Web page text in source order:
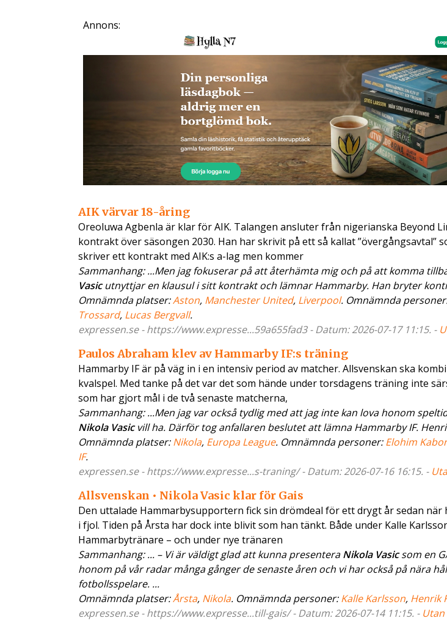
Annons:
AIK värvar 18-åring
Oreoluwa Agbenla är klar för AIK. Talangen ansluter från nigerianska Beyond
kontrakt över säsongen 2030. Han har skrivit på ett så kallat ”övergångsavtal”
skriver ett kontrakt med AIK:s a-lag men kommer
Sammanhang: ...Men jag fokuserar på att återhämta mig och på att komma
Vasicutnyttjar en klausul i sitt kontrakt och lämnar Hammarby. Han bryter
Omnämnda platser:Aston, Manchester United, Liverpool. Omnämnda
Trossard, Lucas Bergvall.
expressen.se - https://www.expresse...59a655fad3 - Datum: 2026-07-17 11:15. -
Paulos Abraham klev av Hammarby IF:s träning
Hammarby IF är på väg in i en intensiv period av matcher. Allsvenskan ska
kvalspel. Med tanke på det var det som hände under torsdagens träning inte
som har gjort mål i de två senaste matcherna,
Sammanhang: ...Men jag var också tydlig med att jag inte kan lova honom
Nikola Vasicvill ha. Därför tog anfallaren beslutet att lämna Hammarby IF.
Omnämnda platser:Nikola, Europa League. Omnämnda personer:Elohim
IF.
expressen.se - https://www.expresse...s-traning/ - Datum: 2026-07-16 16:15. -
Allsvenskan • Nikola Vasic klar för Gais
Den uttalade Hammarbysupportern fick sin drömdeal för ett drygt år sedan när
i fjol. Tiden på Årsta har dock inte blivit som han tänkt. Både under Kalle
Hammarbytränare – och under nye tränaren
Sammanhang: ... – Vi är väldigt glad att kunna presenteraNikola Vasicsom en
honom på vår radar många gånger de senaste åren och vi har också på nära
fotbollsspelare. ...
Omnämnda platser:Årsta, Nikola. Omnämnda personer:Kalle Karlsson, Henrik
expressen.se - https://www.expresse...till-gais/ - Datum: 2026-07-14 11:15. - Utan